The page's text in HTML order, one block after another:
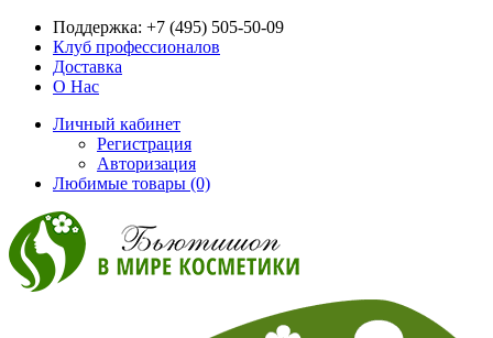
Поддержка: +7 (495) 505-50-09
Клуб профессионалов
Доставка
О Нас
Личный кабинет
Регистрация
Авторизация
Любимые товары (0)